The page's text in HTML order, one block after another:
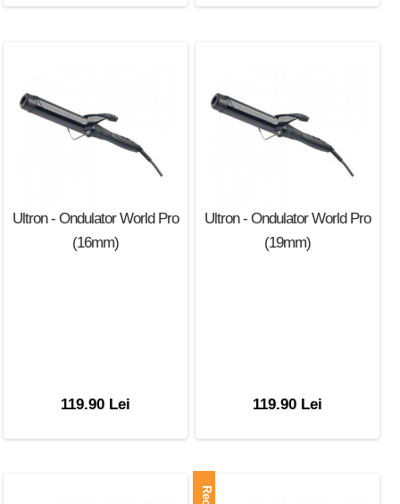
Ultron - Ondulator World Pro
(16mm)
119.90 Lei
Ultron - Ondulator World Pro
(19mm)
119.90 Lei